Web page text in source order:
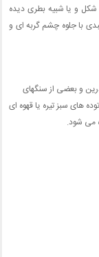
شکل و یا شبیه بطری دیده
با جلوه چشم گربه ای و
و بعضی از سنگهای
های سبز تیره یا قهوه ای
می شود.